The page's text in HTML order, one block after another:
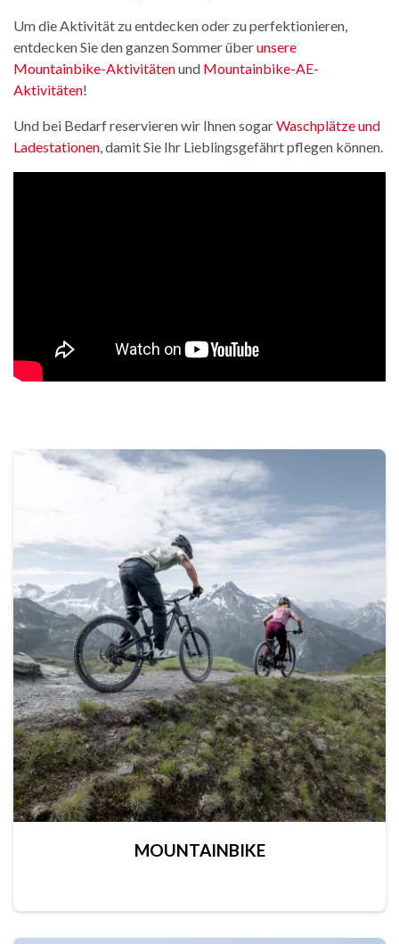
Um die Aktivität zu entdecken oder zu perfektionieren,
entdecken Sie den ganzen Sommer überunsere
Mountainbike-Aktivitätenund Mountainbike-AE-
Aktivitäten!
Und bei Bedarf reservieren wir Ihnen sogarWaschplätze und
Ladestationen, damit Sie Ihr Lieblingsgefährt pflegen können.
MOUNTAINBIKE